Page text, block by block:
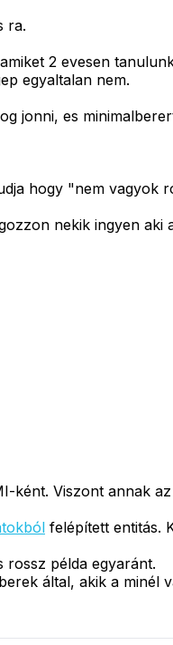
ra.
2 evesen
egyaltalan nem.
jonni, es
hogy "nem
nekik ingyen aki
Viszont annak
felépített entitás.
rossz példa egyaránt.
által, akik a minél